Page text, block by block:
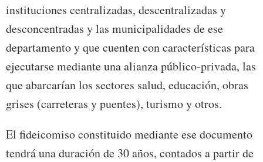
instituciones centralizadas, descentralizadas y
desconcentradas y las municipalidades de ese
departamento y que cuenten con características para
ejecutarse mediante una alianza público-privada, las
que abarcarían los sectores salud, educación, obras
grises (carreteras y puentes), turismo y otros.
El fideicomiso constituido mediante ese documento
tendrá una duración de 30 años, contados a partir de